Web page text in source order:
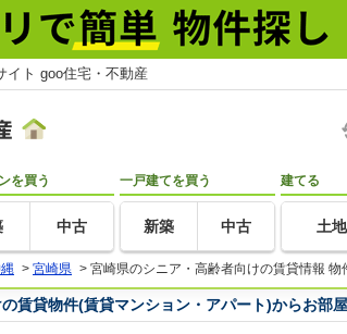
イト goo住宅・不動産
を買う
中古
一戸建てを買う
新築 中古
建てる
土地
> 宮崎県 > 宮崎県のシニア・高齢者向けの賃貸情報 物
賃貸物件(賃貸マンション・アパート)からお部